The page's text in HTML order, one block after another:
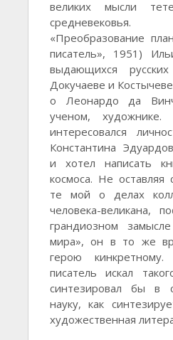
великих мысли
«Преобразование
писатель», 1951)
выдающихся
Докучаеве и
о Леонардо да
ученом,
интересовался
Константина
и хотел написать
космоса. Не
те мой о делах
человека-великана,
грандиозном
мира», он в то же
герою
писатель искал
синтезировал бы в
науку, как
художественная